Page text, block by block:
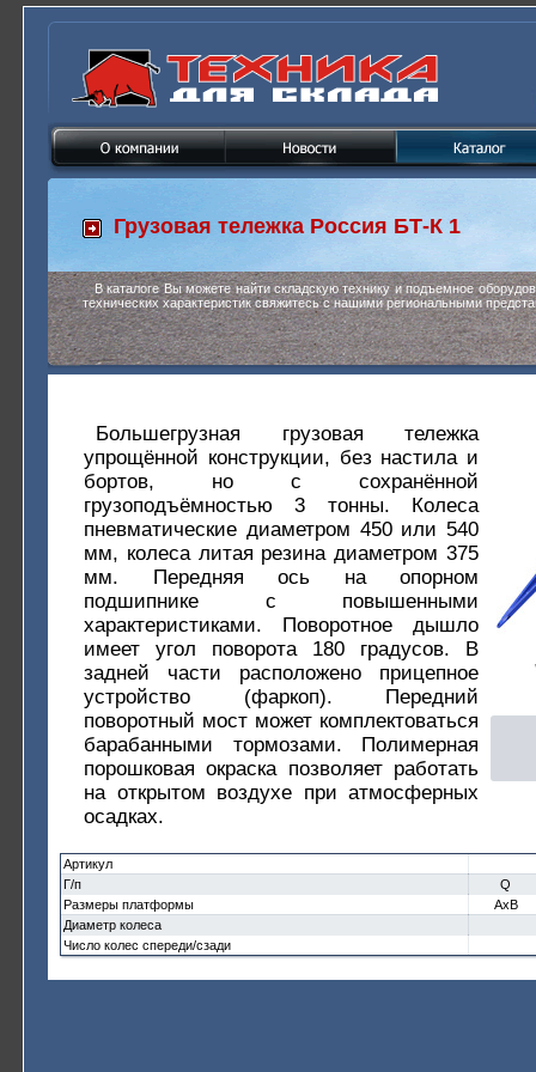
Грузовая тележка Россия БТ-К 1
В каталоге Вы можете найти складскую технику и подъемное
технических характеристик свяжитесь с нашими региональными
Большегрузная грузовая тележка
упрощённой конструкции, без настила и
бортов, но с сохранённой
грузоподъёмностью 3 тонны. Колеса
пневматические диаметром 450 или 540
мм, колеса литая резина диаметром 375
мм. Передняя ось на опорном
подшипнике с повышенными
характеристиками. Поворотное дышло
имеет угол поворота 180 градусов. В
задней части расположено прицепное
устройство (фаркоп). Передний
поворотный мост может комплектоваться
барабанными тормозами. Полимерная
порошковая окраска позволяет работать
на открытом воздухе при атмосферных
осадках.
Артикул
Г/п
Q
Размеры платформы
AxB
Диаметр колеса
Число колес спереди/сзади